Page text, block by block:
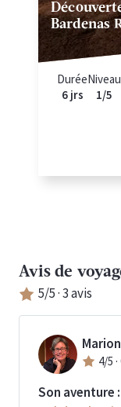
Bardenas
Durée
6 jrs
Niveau
1/5
Avis de
5/5 ·3avis
Marion
4/5 ·
Son aventure :